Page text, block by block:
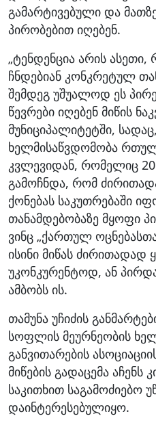
გამარტივებული და
პირობებით იღებენ.
„ტენდენცია არის ასეთი,
ჩნდებიან კონკრეტულ
შემდეგ უშუალოდ ეს
წევრები იღებენ მიწის
მუნიციპალიტეტში,
ხელმისაწვდომობა
კვლევიდან, რომელიც
გამოჩნდა, რომ
ქონებას საკუთრებაში
თანამდებობაზე მყოფი
ვინც „ქართულ
ისინი მიწას ძირითადად
უკონკურენტოდ, ან
ამბობს ის.
თამუნა უჩიძის
სოფლის მეურნეობის
განვითარების
მიწების გადაცემა აჩენს
საკითხით საგამოძიებო
დაინტერესებულიყო.